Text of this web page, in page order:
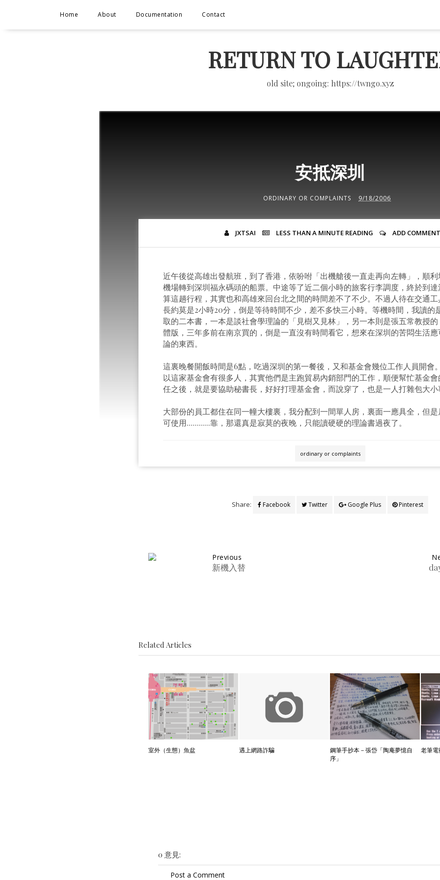
Home About Documentation Contact
RETURN TO
old site; ongoing: https://twngo.xyz
安抵深圳
ORDINARY OR COMPLAINTS 9/18/2006
JXTSAI LESS THAN A MINUTE READING ADD COMMENT
近午後從高雄出發航班，到了香港，依吩咐「出機艙後一直走再向左轉」，順
機場轉到深圳福永碼頭的船票。中途等了近二個小時的旅客行李調度，終於到
算這趟行程，其實也和高雄來回台北之間的時間差不了不少。不過人待在交通
長約莫是2小時20分，倒是等待時間不少，差不多快三小時。等機時間，我讀的
取的二本書，一本是談社會學理論的「見樹又見林」，另一本則是張五常教授
體版，三年多前在南京買的，倒是一直沒有時間看它，想來在深圳的苦悶生活
論的東西。
這裏晚餐開飯時間是6點，吃過深圳的第一餐後，又和基金會幾位工作人員開會
以這家基金會有很多人，其實他們是主跑貿易內銷部門的工作，順便幫忙基金
任之後，就是要協助秘書長，好好打理基金會，而說穿了，也是一人打雜包大
大部份的員工都住在同一幢大樓裏，我分配到一間單人房，裏面一應具全，但
可使用............靠，那還真是寂莫的夜晚，只能讀硬硬的理論書過夜了。
ordinary or complaints
Share: Facebook Twitter Google Plus Pinterest
Previous
新機入替
Related Articles
室外（生態）魚盆 遇上網路詐騙
鋼筆手抄本－張岱「陶庵夢憶自
序」
老筆電
0 意見:
Post a Comment